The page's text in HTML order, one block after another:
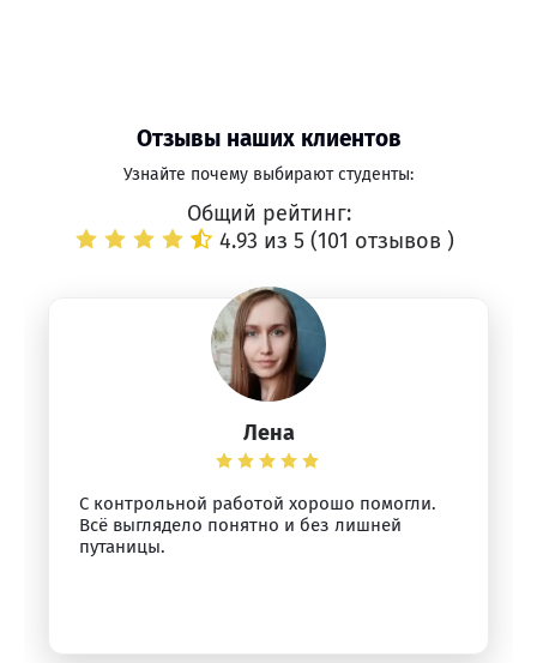
Отзывы наших клиентов
Узнайте почему выбирают студенты:
Общий рейтинг:
4.93 из 5 (101 отзывов )
Лена
С контрольной работой хорошо помогли.
Всё выглядело понятно и без лишней
путаницы.